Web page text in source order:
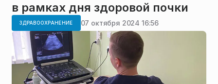
в рамках дня здоровой почки
ЗДРАВООХРАНЕНИЕ 07 октября 2024 16:56